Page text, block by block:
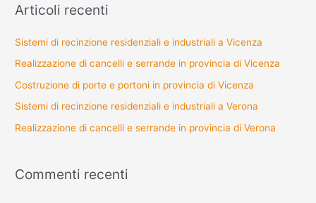
c
Articoli recenti
Sistemi di recinzione residenziali e industriali a Vicenza
Realizzazione di cancelli e serrande in provincia di Vicenza
Costruzione di porte e portoni in provincia di Vicenza
Sistemi di recinzione residenziali e industriali a Verona
Realizzazione di cancelli e serrande in provincia di Verona
Commenti recenti